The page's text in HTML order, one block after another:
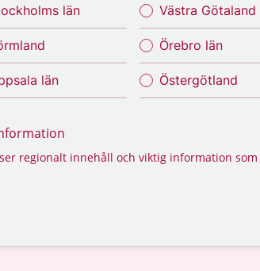
län
län
Västra Götaland
Örebro län
Östergötland
regionalt innehåll och viktig information